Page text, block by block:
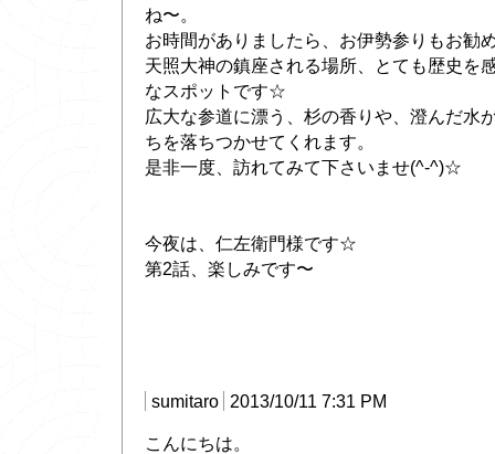
ね〜。
お時間がありましたら、お伊勢参りもお勧
天照大神の鎮座される場所、とても歴史を
なスポットです☆
広大な参道に漂う、杉の香りや、澄んだ水
ちを落ちつかせてくれます。
是非一度、訪れてみて下さいませ(^-^)☆
今夜は、仁左衛門様です☆
第2話、楽しみです〜
sumitaro 2013/10/11 7:31 PM
こんにちは。